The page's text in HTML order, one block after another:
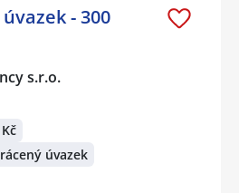
- 300
s.r.o.
úvazek